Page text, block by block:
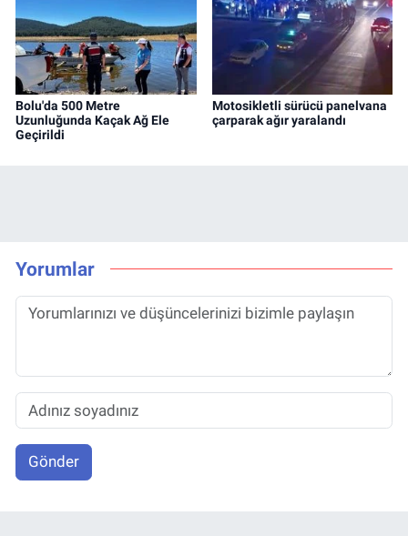
Bolu'da 500 Metre
Uzunluğunda Kaçak Ağ Ele
Geçirildi
Motosikletli sürücü panelvana
çarparak ağır yaralandı
Yorumlar
Gönder